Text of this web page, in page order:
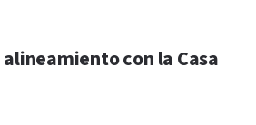
con la Casa